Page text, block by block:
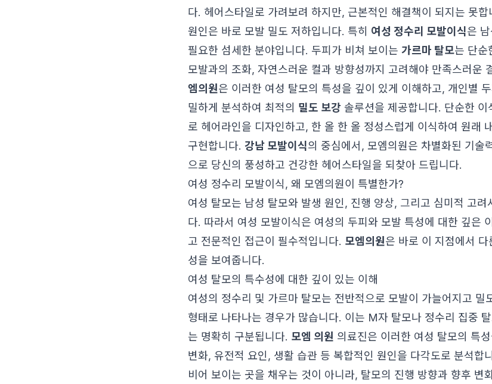
다. 헤어스타일로 가려보려 하지만, 근본적인 해결책이 되지는 못
원인은 바로 모발 밀도 저하입니다. 특히 여성 정수리 모발이식은
필요한 섬세한 분야입니다. 두피가 비쳐 보이는 가르마 탈모는 단순
모발과의 조화, 자연스러운 컬과 방향성까지 고려해야 만족스러운
엠의원은 이러한 여성 탈모의 특성을 깊이 있게 이해하고, 개인별
밀하게 분석하여 최적의 밀도 보강 솔루션을 제공합니다. 단순한
로 헤어라인을 디자인하고, 한 올 한 올 정성스럽게 이식하여 원래
구현합니다. 강남 모발이식의 중심에서, 모엠의원은 차별화된 기술
으로 당신의 풍성하고 건강한 헤어스타일을 되찾아 드립니다.
여성 정수리 모발이식, 왜 모엠의원이 특별한가?
여성 탈모는 남성 탈모와 발생 원인, 진행 양상, 그리고 심미적 고려
다. 따라서 여성 모발이식은 여성의 두피와 모발 특성에 대한 깊은
고 전문적인 접근이 필수적입니다. 모엠의원은 바로 이 지점에서
성을 보여줍니다.
여성 탈모의 특수성에 대한 깊이 있는 이해
여성의 정수리 및 가르마 탈모는 전반적으로 모발이 가늘어지고
형태로 나타나는 경우가 많습니다. 이는 M자 탈모나 정수리 집중
는 명확히 구분됩니다. 모엠 의원 의료진은 이러한 여성 탈모의 특
변화, 유전적 요인, 생활 습관 등 복합적인 원인을 다각도로 분석합
비어 보이는 곳을 채우는 것이 아니라, 탈모의 진행 방향과 향후 변